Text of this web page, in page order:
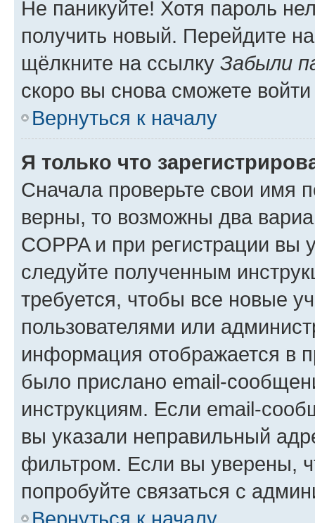
Не паникуйте! Хотя пароль
получить новый. Перейдите
щёлкните на ссылку Забыли
скоро вы снова сможете
Вернуться к началу
Я только что
Сначала проверьте свои имя
верны, то возможны два
COPPA и при регистрации вы
следуйте полученным
требуется, чтобы все новые
пользователями или
информация отображается в
было прислано email-
инструкциям. Если email-
вы указали неправильный
фильтром. Если вы уверены,
попробуйте связаться с
Вернуться к началу